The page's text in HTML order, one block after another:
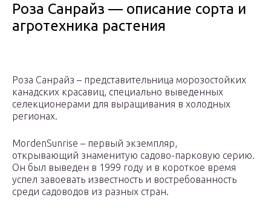
Роза Санрайз — описание сорта и
агротехника растения
Роза Санрайз – представительница морозостойких
канадских красавиц, специально выведенных
селекционерами для выращивания в холодных
регионах.
MordenSunrise – первый экземпляр,
открывающий знаменитую садово-парковую серию.
Он был выведен в 1999 году и в короткое время
успел завоевать известность и востребованность
среди садоводов из разных стран.